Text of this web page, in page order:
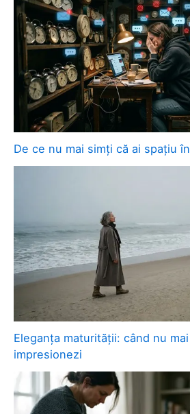
De ce nu mai simți că ai spațiu
Eleganța maturității: când nu
impresionezi